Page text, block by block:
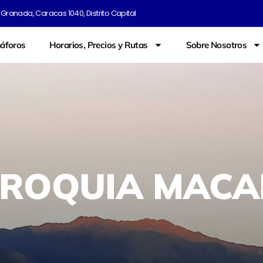
Caracas 1040, Distrito Capital
Horarios, Precios y Rutas Sobre Nosotros